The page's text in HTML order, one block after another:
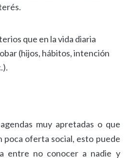
que en la vida diaria
(hijos, hábitos, intención
muy apretadas o que
poca oferta social, esto puede
entre no conocer a nadie y